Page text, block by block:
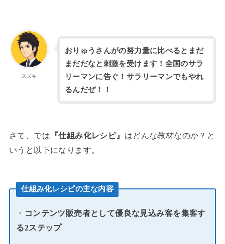
スズキ
おりゅうさんがの努力量に比べるとまだ
まだだなと刺激を受けます！全国のサラ
リーマンに告ぐ！サラリーマンでもやれ
るんだぜ！！
さて、では 『仕組み化レシピ』 はどんな教材なのか？と
いうと以下になります。
仕組み化レシピの主な内容
・ コンテンツ販売者として優良な見込み客を集客す
る2ステップ